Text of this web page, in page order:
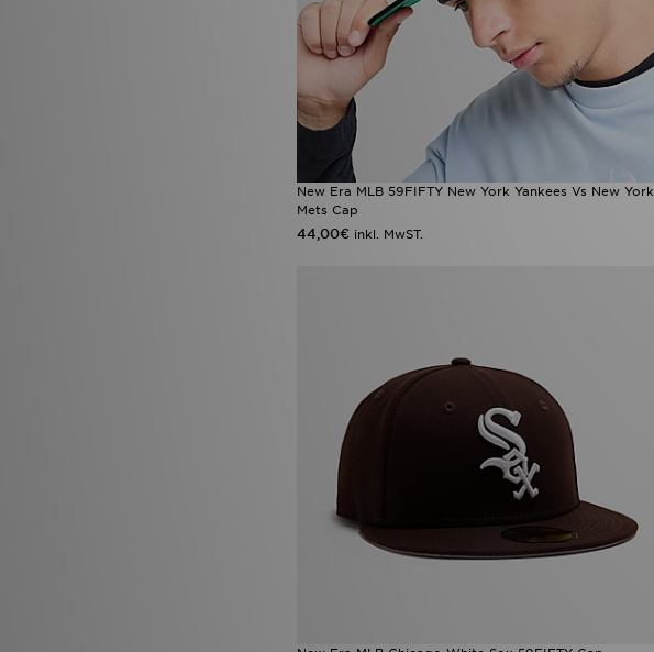
New Era MLB 59FIFTY New York Yankees Vs New York
Mets Cap
44,00€ inkl. MwST.